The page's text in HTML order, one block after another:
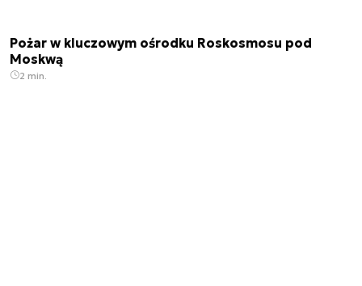
Pożar w kluczowym ośrodku Roskosmosu pod
Moskwą
2 min.